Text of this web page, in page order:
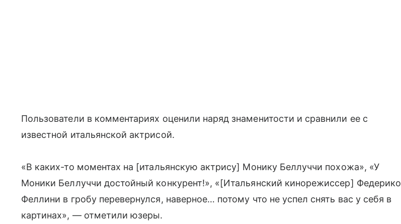
Пользователи в комментариях оценили наряд знаменитости и сравнили ее с
известной итальянской актрисой.
«В каких-то моментах на [итальянскую актрису] Монику Беллуччи похожа», «У
Моники Беллуччи достойный конкурент!», «[Итальянский кинорежиссер] Федерико
Феллини в гробу перевернулся, наверное… потому что не успел снять вас у себя в
картинах», — отметили юзеры.